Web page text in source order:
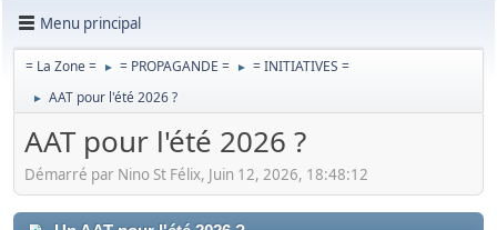
Menu principal
= La Zone = ► = PROPAGANDE = ► = INITIATIVES =
► AAT pour l'été 2026 ?
AAT pour l'été 2026 ?
Démarré par Nino St Félix, Juin 12, 2026, 18:48:12